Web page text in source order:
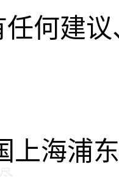
建议
上海浦